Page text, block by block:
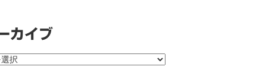
カイブ